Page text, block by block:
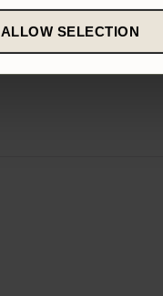
ALLOW SELECTION